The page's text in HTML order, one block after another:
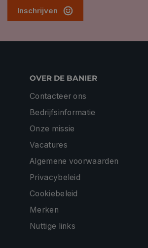
Inschrijven
OVER DE BANIER
Contacteer ons
Bedrijfsinformatie
Onze missie
Vacatures
Algemene voorwaarden
Privacybeleid
Cookiebeleid
Merken
Nuttige links